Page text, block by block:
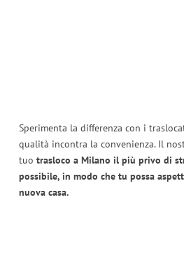
Sperimenta la differenza con i
qualità incontra la convenienza. Il
tuo trasloco a Milano il più privo di
possibile, in modo che tu possa
nuova casa.